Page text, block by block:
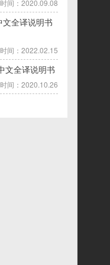
间：2020.09.08
全译说明书
间：2022.02.15
文全译说明书
间：2020.10.26